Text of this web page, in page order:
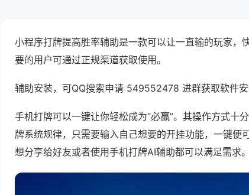
小程序打牌提高胜率辅助是一款可以让一直输的玩家，
要的用户可通过正规渠道获取使用。
辅助安装，可QQ搜索申请 549552478 进群获取软件
手机打牌可以一键让你轻松成为“必赢”。其操作方式十
牌系统规律，只需要输入自己想要的开挂功能，一键便
想分享给好友或者使用手机打牌AI辅助都可以满足需求。